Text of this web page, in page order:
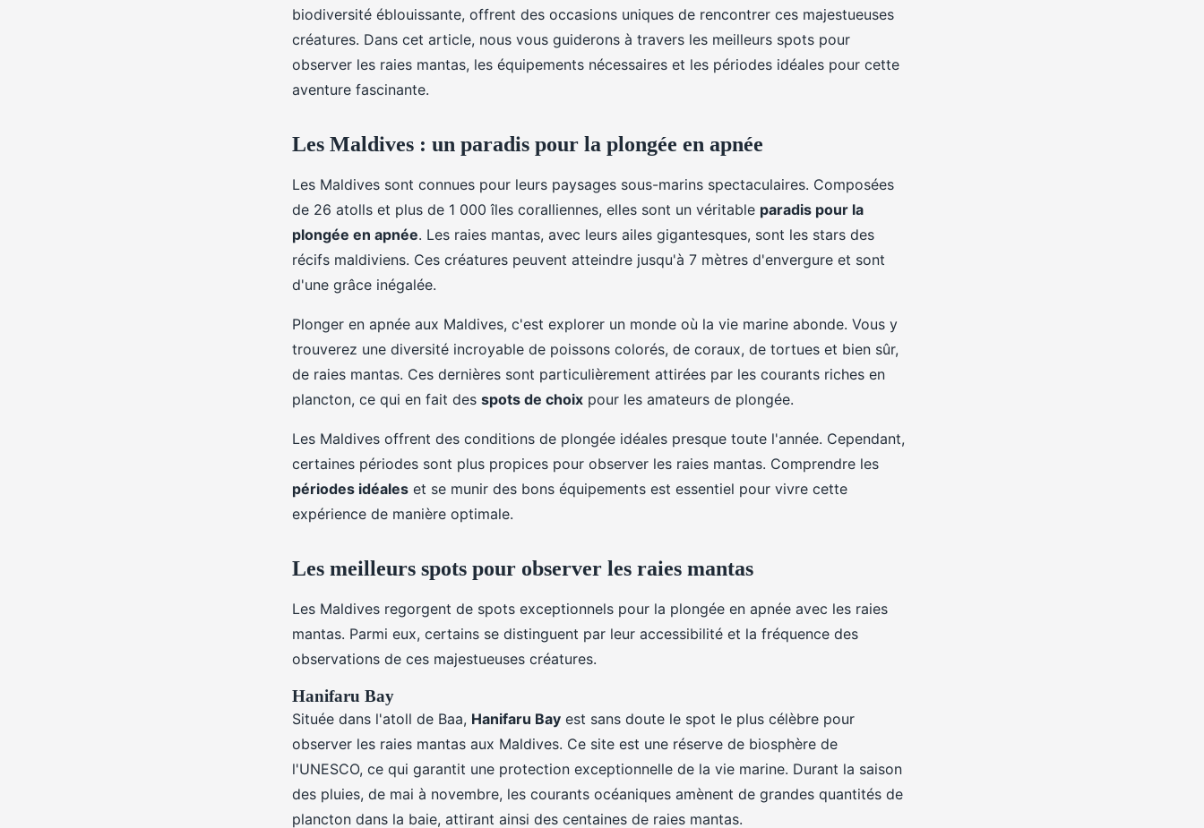
de la plongée en apnée avec les raies
mantas aux Maldives : équipements et
biodiversité éblouissante, offrent des occasions uniques de rencontrer ces majestueuses
créatures. Dans cet article, nous vous guiderons à travers les meilleurs spots pour
observer les raies mantas, les équipements nécessaires et les périodes idéales pour cette
aventure fascinante.
Les Maldives : un paradis pour la plongée en apnée
Les Maldives sont connues pour leurs paysages sous-marins spectaculaires. Composées
de 26 atolls et plus de 1 000 îles coralliennes, elles sont un véritable paradis pour la
plongée en apnée. Les raies mantas, avec leurs ailes gigantesques, sont les stars des
récifs maldiviens. Ces créatures peuvent atteindre jusqu'à 7 mètres d'envergure et sont
d'une grâce inégalée.
Plonger en apnée aux Maldives, c'est explorer un monde où la vie marine abonde. Vous y
trouverez une diversité incroyable de poissons colorés, de coraux, de tortues et bien sûr,
de raies mantas. Ces dernières sont particulièrement attirées par les courants riches en
plancton, ce qui en fait des spots de choix pour les amateurs de plongée.
Les Maldives offrent des conditions de plongée idéales presque toute l'année. Cependant,
certaines périodes sont plus propices pour observer les raies mantas. Comprendre les
périodes idéales et se munir des bons équipements est essentiel pour vivre cette
expérience de manière optimale.
Les meilleurs spots pour observer les raies mantas
Les Maldives regorgent de spots exceptionnels pour la plongée en apnée avec les raies
mantas. Parmi eux, certains se distinguent par leur accessibilité et la fréquence des
observations de ces majestueuses créatures.
Hanifaru Bay
Située dans l'atoll de Baa, Hanifaru Bay est sans doute le spot le plus célèbre pour
observer les raies mantas aux Maldives. Ce site est une réserve de biosphère de
l'UNESCO, ce qui garantit une protection exceptionnelle de la vie marine. Durant la saison
des pluies, de mai à novembre, les courants océaniques amènent de grandes quantités de
plancton dans la baie, attirant ainsi des centaines de raies mantas.